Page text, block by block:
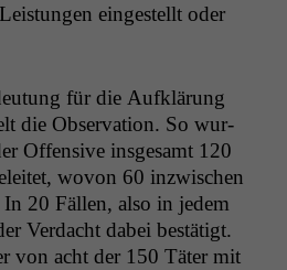
eingestellt oder
für die Aufk­lärung
die Obser­va­tion. So wur­
Offen­sive ins­ge­samt 120
wovon 60 inzwis­chen
In 20 Fällen, also in jedem
Ver­dacht dabei bestätigt.
von acht der 150 Täter mit